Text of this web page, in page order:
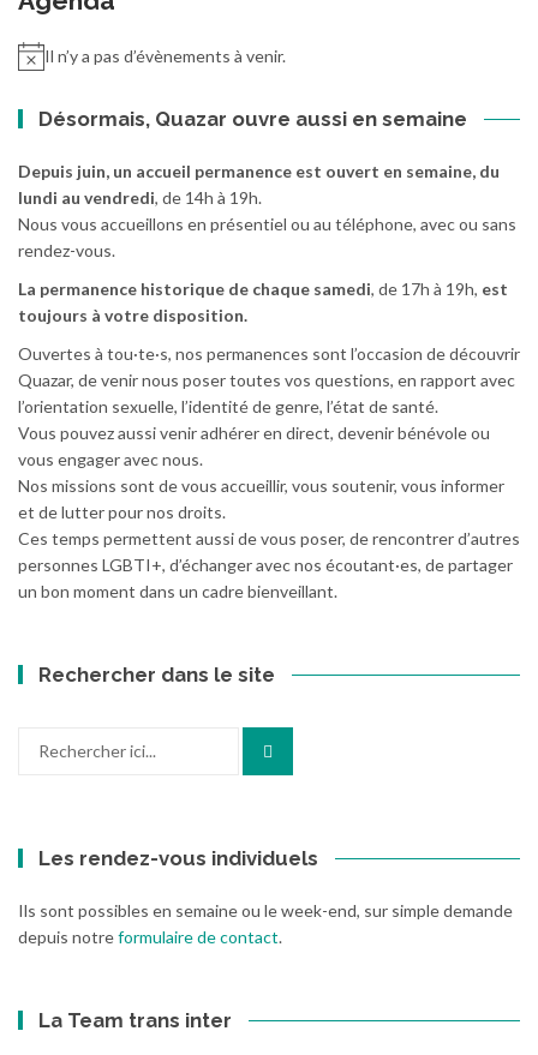
Il n’y a pas d’évènements à venir.
Désormais, Quazar ouvre aussi en semaine
Depuis juin, un accueil permanence est ouvert en semaine, du
lundi au vendredi, de 14h à 19h.
Nous vous accueillons en présentiel ou au téléphone, avec ou sans
rendez-vous.
La permanence historique de chaque samedi, de 17h à 19h, est
toujours à votre disposition.
Ouvertes à tou·te·s, nos permanences sont l’occasion de découvrir
Quazar, de venir nous poser toutes vos questions, en rapport avec
l’orientation sexuelle, l’identité de genre, l’état de santé.
Vous pouvez aussi venir adhérer en direct, devenir bénévole ou
vous engager avec nous.
Nos missions sont de vous accueillir, vous soutenir, vous informer
et de lutter pour nos droits.
Ces temps permettent aussi de vous poser, de rencontrer d’autres
personnes LGBTI+, d’échanger avec nos écoutant·es, de partager
un bon moment dans un cadre bienveillant.
Rechercher dans le site
Les rendez-vous individuels
Ils sont possibles en semaine ou le week-end, sur simple demande
depuis notreformulaire de contact.
La Team trans inter